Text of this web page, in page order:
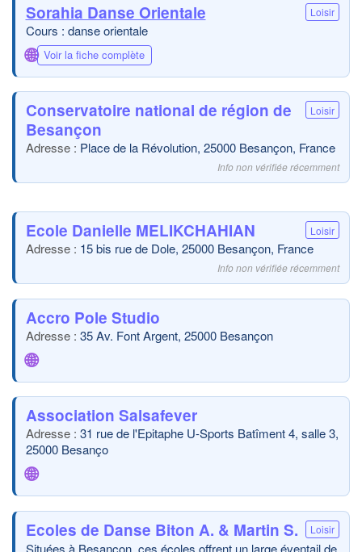
Sorahia Danse Orientale Loisir
Cours : danse orientale
🌐 Voir la fiche complète
Conservatoire national de région de
Besançon
Loisir
Place de la Révolution, 25000 Besançon, France
Info non vérifiée récemment
Ecole Danielle MELIKCHAHIAN Loisir
15 bis rue de Dole, 25000 Besançon, France
Info non vérifiée récemment
Accro Pole Studio
35 Av. Font Argent, 25000 Besançon
🌐
Association Salsafever
31 rue de l'Epitaphe U-Sports Batîment 4, salle 3,
25000 Besanço
🌐
Ecoles de Danse Biton A. & Martin S. Loisir
Situées à Besançon, ces écoles offrent un large éventail de